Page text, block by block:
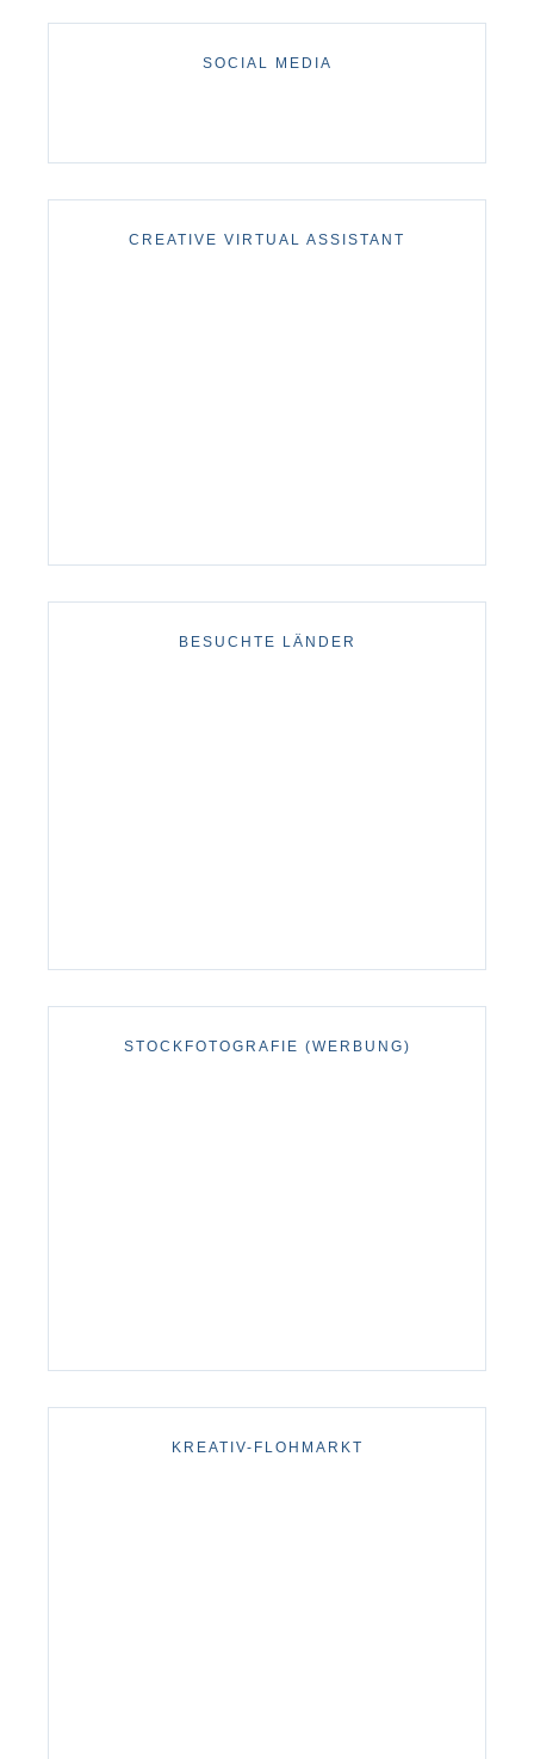
SOCIAL MEDIA
CREATIVE VIRTUAL ASSISTANT
BESUCHTE LÄNDER
STOCKFOTOGRAFIE (WERBUNG)
KREATIV-FLOHMARKT